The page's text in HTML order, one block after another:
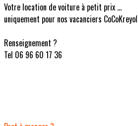
Votre location de voiture à petit prix ...
uniquement pour nos vacanciers CoCoKreyol
Renseignement ?
Tel 06 96 60 17 36